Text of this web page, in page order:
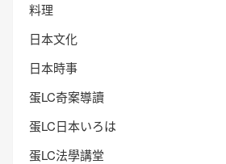
料理
日本文化
日本時事
蛋LC奇案導讀
蛋LC日本いろは
蛋LC法學講堂